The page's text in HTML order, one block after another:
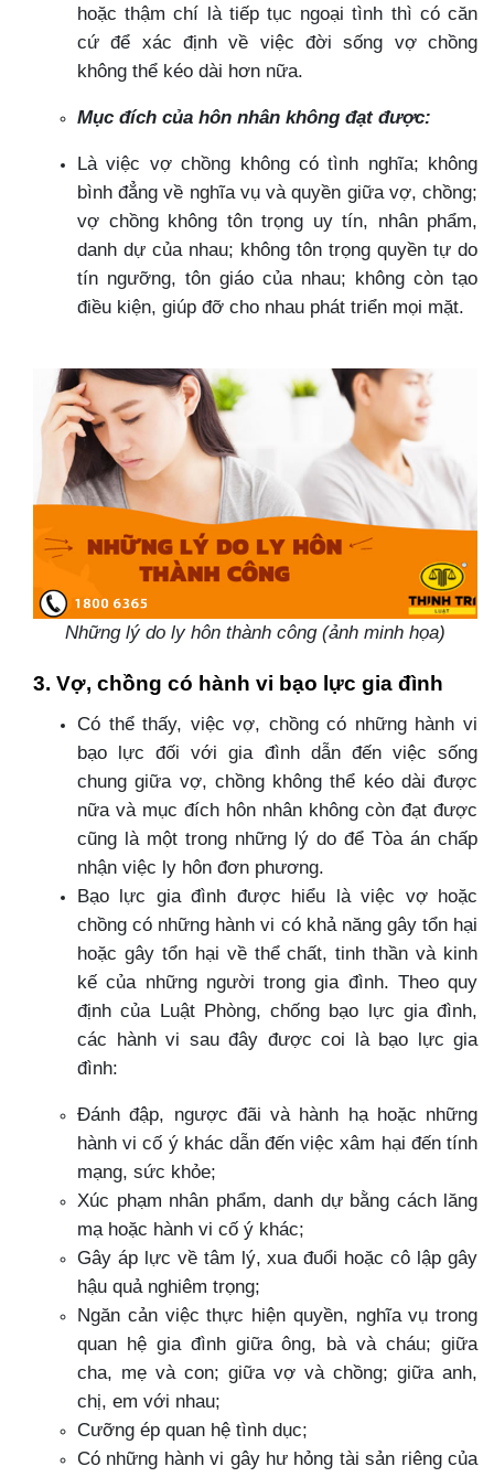
hoặc thậm chí là tiếp tục ngoại tình thì có căn
cứ để xác định về việc đời sống vợ chồng
không thể kéo dài hơn nữa.
Mục đích của hôn nhân không đạt được:
Là việc vợ chồng không có tình nghĩa; không
bình đẳng về nghĩa vụ và quyền giữa vợ, chồng;
vợ chồng không tôn trọng uy tín, nhân phẩm,
danh dự của nhau; không tôn trọng quyền tự do
tín ngưỡng, tôn giáo của nhau; không còn tạo
điều kiện, giúp đỡ cho nhau phát triển mọi mặt.
Những lý do ly hôn thành công (ảnh minh họa)
3. Vợ, chồng có hành vi bạo lực gia đình
Có thể thấy, việc vợ, chồng có những hành vi
bạo lực đối với gia đình dẫn đến việc sống
chung giữa vợ, chồng không thể kéo dài được
nữa và mục đích hôn nhân không còn đạt được
cũng là một trong những lý do để Tòa án chấp
nhận việc ly hôn đơn phương.
Bạo lực gia đình được hiểu là việc vợ hoặc
chồng có những hành vi có khả năng gây tổn hại
hoặc gây tổn hại về thể chất, tinh thần và kinh
kế của những người trong gia đình. Theo quy
định của Luật Phòng, chống bạo lực gia đình,
các hành vi sau đây được coi là bạo lực gia
đình:
Đánh đập, ngược đãi và hành hạ hoặc những
hành vi cố ý khác dẫn đến việc xâm hại đến tính
mạng, sức khỏe;
Xúc phạm nhân phẩm, danh dự bằng cách lăng
mạ hoặc hành vi cố ý khác;
Gây áp lực về tâm lý, xua đuổi hoặc cô lập gây
hậu quả nghiêm trọng;
Ngăn cản việc thực hiện quyền, nghĩa vụ trong
quan hệ gia đình giữa ông, bà và cháu; giữa
cha, mẹ và con; giữa vợ và chồng; giữa anh,
chị, em với nhau;
Cưỡng ép quan hệ tình dục;
Có những hành vi gây hư hỏng tài sản riêng của